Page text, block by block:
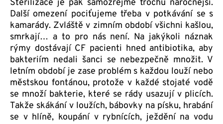
Sterilizace je pak samozřejmě trochu náročnější.
Další omezení pociťujeme třeba v potkávání se s
kamarády. Zvláště v zimním období všichni kašlou,
smrkají… a to pro nás není. Na jakýkoli náznak
rýmy dostávají CF pacienti hned antibiotika, aby
bakteriím nedali šanci se nebezpečně množit. V
letním období je zase problém s každou louží nebo
městskou fontánou, protože v každé stojaté vodě
se množí bakterie, které se rády usazují v plicích.
Takže skákání v loužích, bábovky na písku, hrabání
se v hlíně, koupání v rybnících, ježdění na vodu